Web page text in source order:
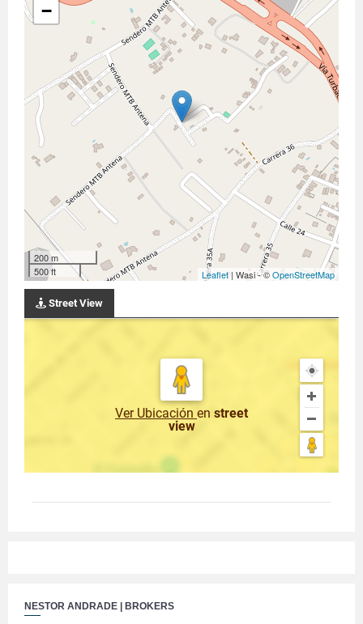
−
200 m
500 ft
Leaflet | Wasi - ©OpenStreetMap
Street View
Ver Ubicación en street
view
NESTOR ANDRADE | BROKERS